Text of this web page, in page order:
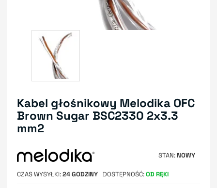
Kabel głośnikowy Melodika OFC
Brown Sugar BSC2330 2x3.3
mm2
STAN NOWY
CZAS WYSYŁKI 24 GODZINY DOSTĘPNOŚĆ OD RĘKI